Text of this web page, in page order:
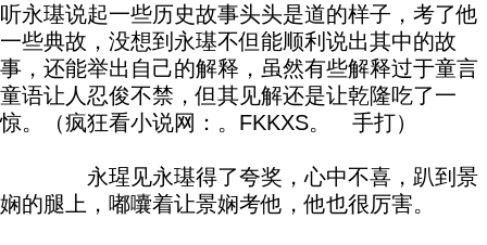
听永璂说起一些历史故事头头是道的样子，考了他
一些典故，没想到永璂不但能顺利说出其中的故
事，还能举出自己的解释，虽然有些解释过于童言
童语让人忍俊不禁，但其见解还是让乾隆吃了一
惊。（疯狂看小说网：。FKKXS。 手打）
永瑆见永璂得了夸奖，心中不喜，趴到景
娴的腿上，嘟囔着让景娴考他，他也很厉害。